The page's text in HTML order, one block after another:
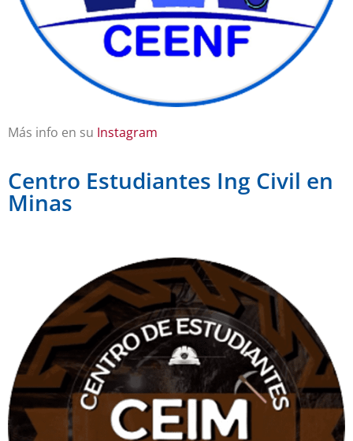
Más info en su Instagram
Centro Estudiantes Ing Civil en
Minas